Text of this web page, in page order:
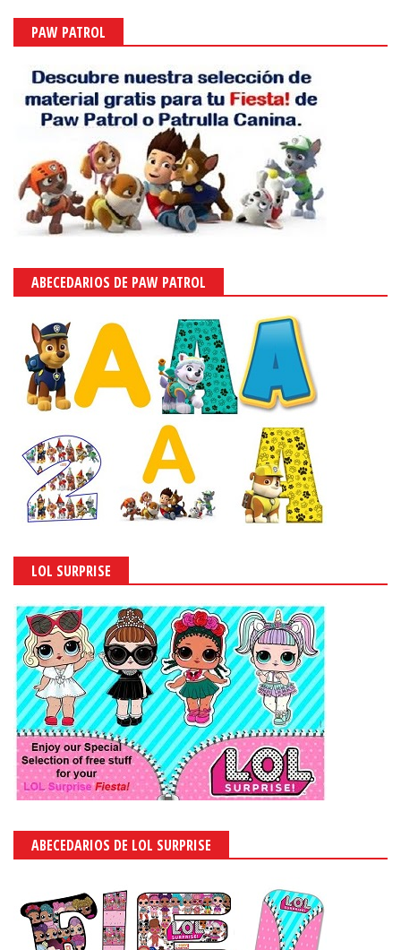
PAW PATROL
ABECEDARIOS DE PAW PATROL
LOL SURPRISE
ABECEDARIOS DE LOL SURPRISE